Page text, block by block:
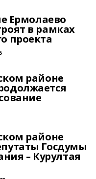
Ермолаево
в рамках
проекта
районе
районе
Госдумы
– Курултая